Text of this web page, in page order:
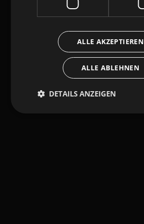
ALLE AKZEPTIEREN
ALLE ABLEHNEN
DETAILS ANZEIGEN